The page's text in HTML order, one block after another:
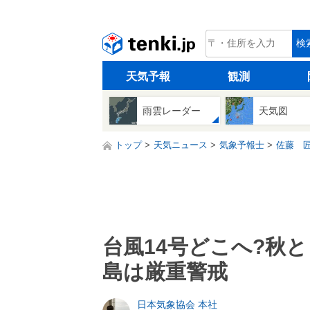
tenki.jp 検
天気予報 観測
雨雲レーダー 天気図
トップ 天気ニュース 気象予報士 佐藤
台風14号どこへ?秋
島は厳重警戒
日本気象協会 本社